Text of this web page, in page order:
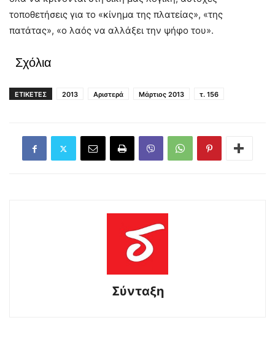
τοποθετήσεις για το «κίνημα της πλατείας», «της
πατάτας», «ο λαός να αλλάξει την ψήφο του».
Σχόλια
ΕΤΙΚΕΤΕΣ 2013 Αριστερά Μάρτιος 2013 τ. 156
Σύνταξη